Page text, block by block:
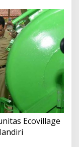
Ecovillage